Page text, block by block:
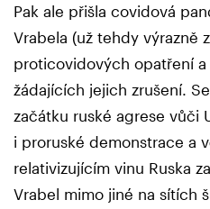
Pak ale přišla covidová
Vrabela (už tehdy výrazně
proticovidových opatření
žádajících jejich zrušení.
začátku ruské agrese vůči
i proruské demonstrace a
relativizujícím vinu Ruska
Vrabel mimo jiné na sítích